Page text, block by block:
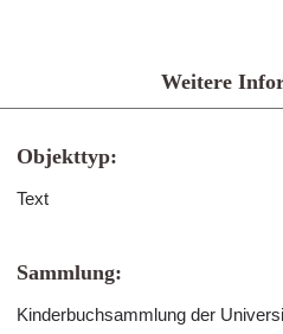
Weitere
Objekttyp:
Text
Sammlung:
Kinderbuchsammlung der